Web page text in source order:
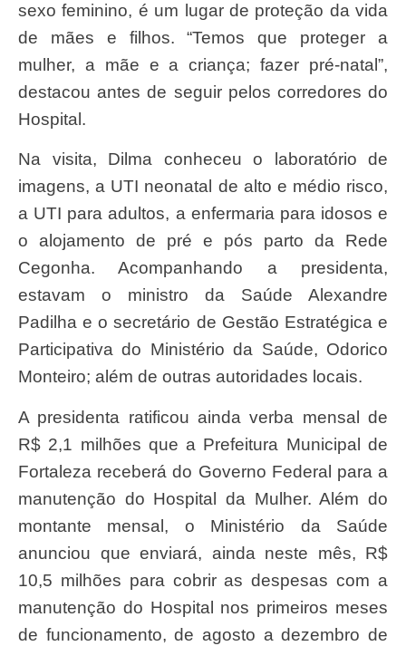
sexo feminino, é um lugar de proteção da vida
de mães e filhos. “Temos que proteger a
mulher, a mãe e a criança; fazer pré-natal”,
destacou antes de seguir pelos corredores do
Hospital.
Na visita, Dilma conheceu o laboratório de
imagens, a UTI neonatal de alto e médio risco,
a UTI para adultos, a enfermaria para idosos e
o alojamento de pré e pós parto da Rede
Cegonha. Acompanhando a presidenta,
estavam o ministro da Saúde Alexandre
Padilha e o secretário de Gestão Estratégica e
Participativa do Ministério da Saúde, Odorico
Monteiro; além de outras autoridades locais.
A presidenta ratificou ainda verba mensal de
R$ 2,1 milhões que a Prefeitura Municipal de
Fortaleza receberá do Governo Federal para a
manutenção do Hospital da Mulher. Além do
montante mensal, o Ministério da Saúde
anunciou que enviará, ainda neste mês, R$
10,5 milhões para cobrir as despesas com a
manutenção do Hospital nos primeiros meses
de funcionamento, de agosto a dezembro de